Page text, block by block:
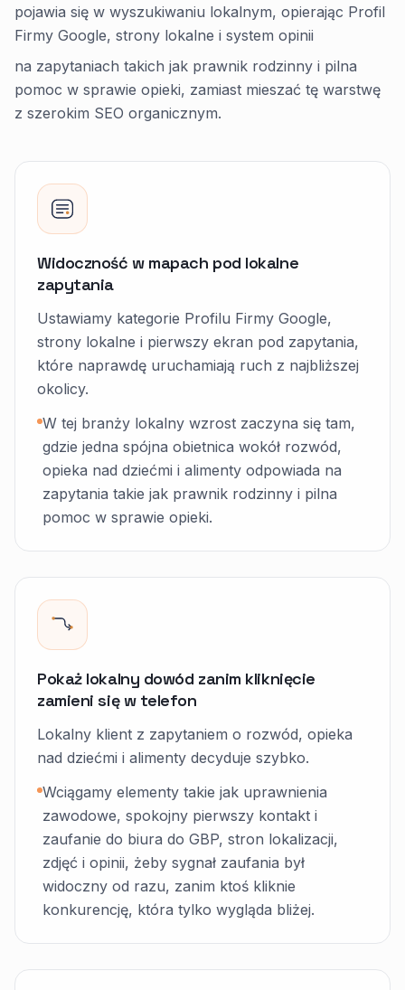
pojawia się w wyszukiwaniu lokalnym, opierając Profil
Firmy Google, strony lokalne i system opinii
na zapytaniach takich jak prawnik rodzinny i pilna
pomoc w sprawie opieki, zamiast mieszać tę warstwę
z szerokim SEO organicznym.
Widoczność w mapach pod lokalne
zapytania
Ustawiamy kategorie Profilu Firmy Google,
strony lokalne i pierwszy ekran pod zapytania,
które naprawdę uruchamiają ruch z najbliższej
okolicy.
W tej branży lokalny wzrost zaczyna się tam,
gdzie jedna spójna obietnica wokół rozwód,
opieka nad dziećmi i alimenty odpowiada na
zapytania takie jak prawnik rodzinny i pilna
pomoc w sprawie opieki.
Pokaż lokalny dowód zanim kliknięcie
zamieni się w telefon
Lokalny klient z zapytaniem o rozwód, opieka
nad dziećmi i alimenty decyduje szybko.
Wciągamy elementy takie jak uprawnienia
zawodowe, spokojny pierwszy kontakt i
zaufanie do biura do GBP, stron lokalizacji,
zdjęć i opinii, żeby sygnał zaufania był
widoczny od razu, zanim ktoś kliknie
konkurencję, która tylko wygląda bliżej.